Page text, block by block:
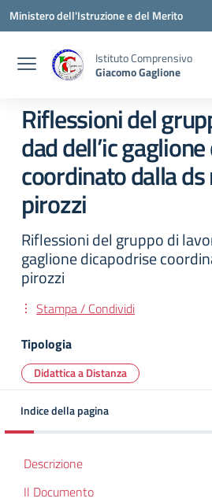
Vai ai contenuti
Vai al menu di navigazione
Vai al footer
Ministero dell'Istruzione e del Merito
Istituto Comprensivo
Giacomo Gaglione
Riflessioni del
dad dell’ic
coordinato dalla
pirozzi
Riflessioni del gruppo di
gaglione dicapodrise
pirozzi
Stampa / Condividi
Tipologia
Didattica a Distanza
Indice della pagina
Descrizione
Il Documento